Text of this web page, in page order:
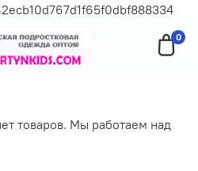
0
товаров. Мы работаем над